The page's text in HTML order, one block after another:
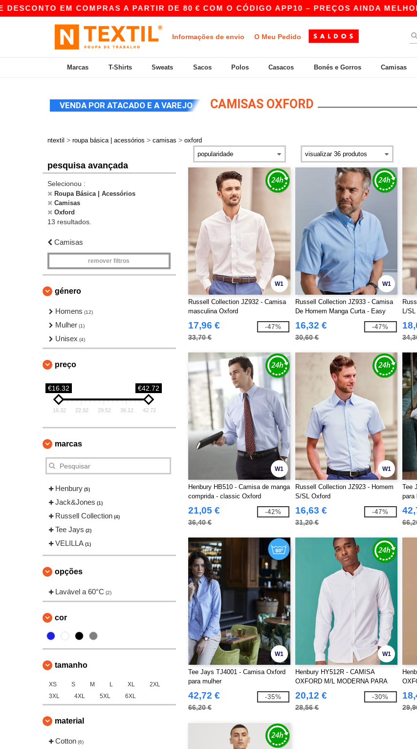
EM COMPRAS A PARTIR DE 80 € COM O CÓDIGO APP10 – PREÇOS AINDA MELHORES
Informações de envio O Meu Pedido
Marcas T-Shirts Sweats Sacos Polos Casacos Bonés e Gorros Camisas
VENDA POR ATACADO E A VAREJO CAMISAS OXFORD
ntextil > roupa básica | acessórios > camisas > oxford
pesquisa avançada
Selecionou :
Roupa Básica | Acessórios
Camisas
Oxford
13 resultados.
Camisas
remover filtros
género
Homens (12)
Mulher (1)
Unisex (4)
preço
€16.32 €42.72
16.32 22.92 29.52 36.12 42.72
marcas
Henbury (5)
Jack&Jones (1)
Russell Collection (4)
Tee Jays (2)
VELILLA (1)
opções
Lavável a 60°C (2)
cor
tamanho
XS S M L XL
2XL
3XL
4XL 5XL 6XL
material
Cotton (6)
W1
Russell Collection JZ932 - Camisa
masculina Oxford
17,96 €
33,70 €
-47%
W1
Russell Collection JZ933 - Camisa
De Homem Manga Curta - Easy
Care Oxford
16,32 €
30,60 €
-47%
L/
W1
Henbury HB510 - Camisa de manga
comprida - classic Oxford
21,05 €
36,40 €
-42%
W1
Russell Collection JZ923 - Homem
S/SL Oxford
16,63 €
31,20 €
-47%
Tee
para
W1
Tee Jays TJ4001 - Camisa Oxford
para mulher
42,72 €
66,20 €
-35%
W1
Henbury HY512R - CAMISA
OXFORD M/L MODERNA PARA
HOMENS – CORTE REGULAR
20,12 €
28,56 €
-30%
M/L